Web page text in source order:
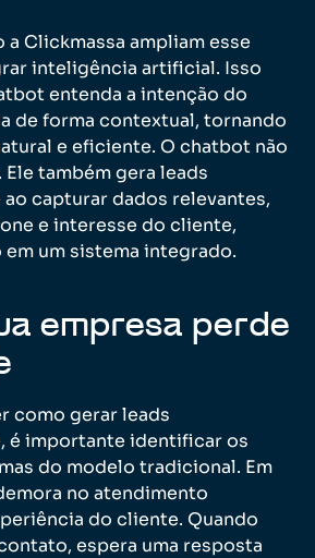
a Clickmassa ampliam esse
inteligência artificial. Isso
entenda a intenção do
de forma contextual, tornando
e eficiente. O chatbot não
também gera leads
capturar dados relevantes,
e interesse do cliente,
um sistema integrado.
empresa perde
como gerar leads
é importante identificar os
do modelo tradicional. Em
no atendimento
do cliente. Quando
espera uma resposta